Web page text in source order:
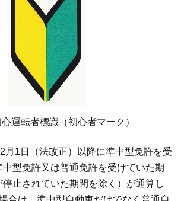
運転者標識（初心者マーク）
1日（法改正）以降に準中型免許を受
型免許又は普通免許を受けていた期
停止されていた期間を除く）が通算し